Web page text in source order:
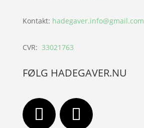
Kontakt: hadegaver.info@gmail.com
CVR: 33021763
FØLG HADEGAVER.NU